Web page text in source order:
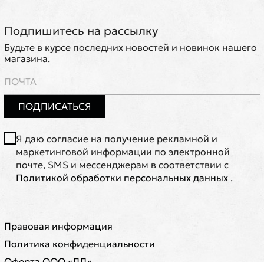
Подпишитесь на рассылку
Будьте в курсе последних новостей и новинок нашего
магазина.
ПОДПИСАТЬСЯ
Я даю согласие на получение рекламной и
маркетинговой информации по электронной
почте, SMS и мессенджерам в соответствии с
Политикой обработки персональных данных .
Правовая информация
Политика конфиденциальности